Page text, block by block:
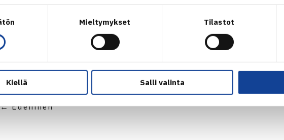
Mieltymykset Tilastot
Kiellä Salli valinta
← Edellinen